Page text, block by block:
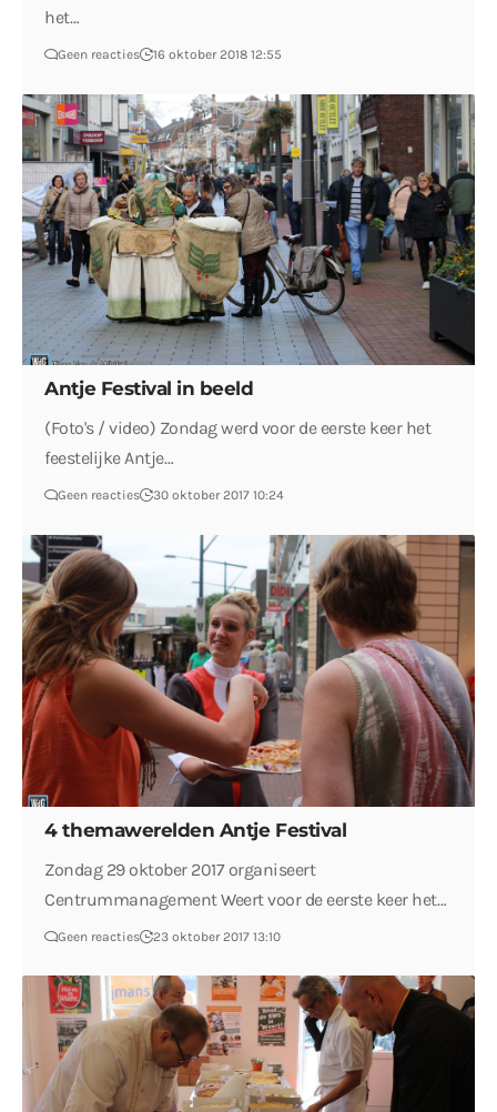
het…
Geen reacties 16 oktober 2018 12:55
Antje Festival in beeld
(Foto's / video) Zondag werd voor de eerste keer het
feestelijke Antje…
Geen reacties 30 oktober 2017 10:24
4 themawerelden Antje Festival
Zondag 29 oktober 2017 organiseert
Centrummanagement Weert voor de eerste keer het…
Geen reacties 23 oktober 2017 13:10